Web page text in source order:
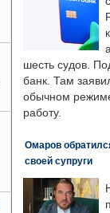
шесть судов.
банк. Там
обычном
работу.
Омаров
своей супруги